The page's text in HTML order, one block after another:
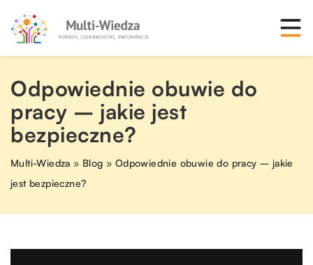
Odpowiednie obuwie do
pracy – jakie jest
bezpieczne?
Multi-Wiedza » Blog » Odpowiednie obuwie do pracy – jakie
jest bezpieczne?